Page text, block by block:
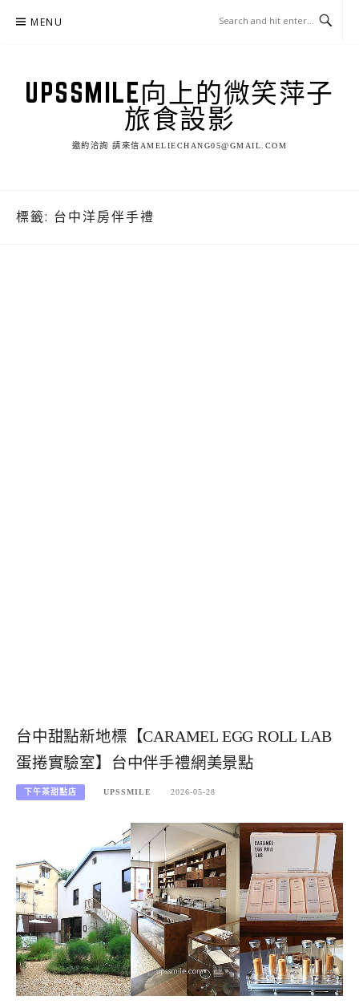
MENU
UPSSMILE向上的微笑萍子
旅食設影
邀約洽詢 請來信AMELIECHANG05@GMAIL.COM
標籤: 台中洋房伴手禮
台中甜點新地標【CARAMEL EGG ROLL LAB
蛋捲實驗室】台中伴手禮網美景點
下午茶甜點店 UPSSMILE 2026-05-28